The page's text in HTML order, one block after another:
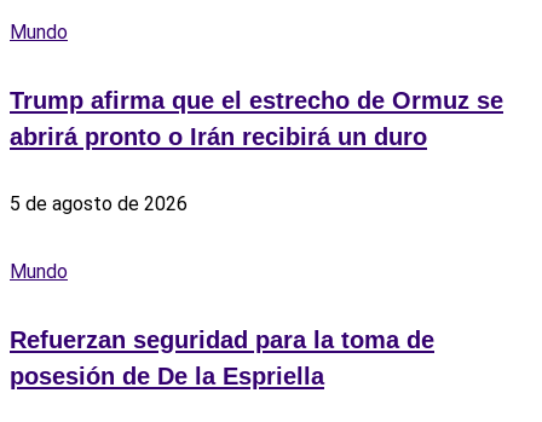
Mundo
Trump afirma que el estrecho de Ormuz se
abrirá pronto o Irán recibirá un duro
5 de agosto de 2026
Mundo
Refuerzan seguridad para la toma de
posesión de De la Espriella